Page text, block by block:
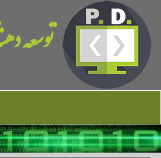
توسعه